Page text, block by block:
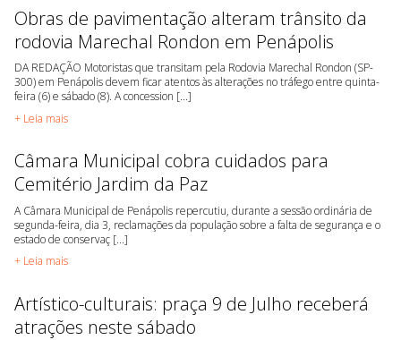
Obras de pavimentação alteram trânsito da
rodovia Marechal Rondon em Penápolis
DA REDAÇÃO Motoristas que transitam pela Rodovia Marechal Rondon (SP-
300) em Penápolis devem ficar atentos às alterações no tráfego entre quinta-
feira (6) e sábado (8). A concession [...]
+ Leia mais
Câmara Municipal cobra cuidados para
Cemitério Jardim da Paz
A Câmara Municipal de Penápolis repercutiu, durante a sessão ordinária de
segunda-feira, dia 3, reclamações da população sobre a falta de segurança e o
estado de conservaç [...]
+ Leia mais
Artístico-culturais: praça 9 de Julho receberá
atrações neste sábado